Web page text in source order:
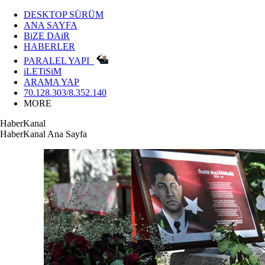
DESKTOP SÜRÜM
ANA SAYFA
BiZE DAiR
HABERLER
PARALEL YAPI
iLETiSiM
ARAMA YAP
70.128.303/8.352.140
MORE
HaberKanal
HaberKanal Ana Sayfa